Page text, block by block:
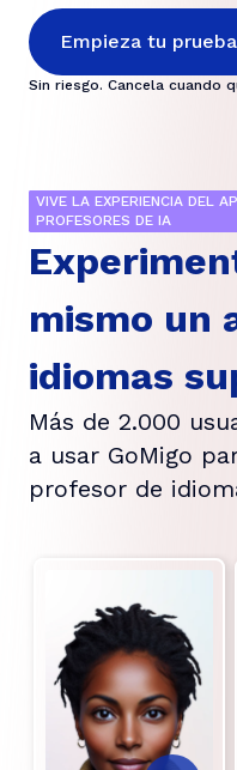
Empieza tu
Sin riesgo. Cancela cuando
VIVE LA EXPERIENCIA DEL
PROFESORES DE IA
mismo un
idiomas
Más de 2.000
a usar GoMigo
profesor de